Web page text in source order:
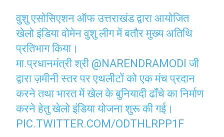
वुशु एसोसिएशन ऑफ उत्तराखंड द्वारा आयोजित
खेलो इंडिया वोमेन वुशु लीग में बतौर मुख्य अतिथि
प्रतिभाग किया।
मा.प्रधानमंत्री श्री @NARENDRAMODI जी
द्वारा ज़मीनी स्तर पर एथलीटों को एक मंच प्रदान
करने तथा भारत में खेल के बुनियादी ढाँचे का निर्माण
करने हेतु खेलो इंडिया योजना शुरू की गई।
PIC.TWITTER.COM/ODTHLRPP1F